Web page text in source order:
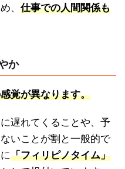
、仕事での人間関係も
か
覚が異なります。
遅れてくることや、予
いことが割と一般的で
「フィリピノタイム」